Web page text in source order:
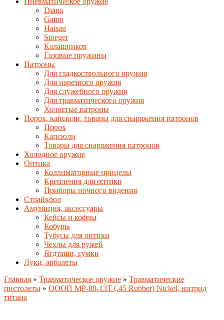
Diana
Gamo
Hatsan
Stoeger
Калашников
Газовые пружины
Патроны
Для гладкоствольного оружия
Для нарезного оружия
Для служебного оружия
Для травматического оружия
Холостые патроны
Порох, капсюли, товары для снаряжения патронов
Порох
Капсюли
Товары для снаряжения патронов
Холодное оружие
Оптика
Коллиматорные прицелы
Крепления для оптики
Приборы ночного видения
Страйкбол
Амуниция, аксессуары
Кейсы и кофры
Кобуры
Тубусы для оптики
Чехлы для ружей
Ягдташи, сумки
Луки, арбалеты
Главная » Травматическое оружие » Травматические
пистолеты » ОООП МР-80-13Т (.45 Rubber) Nickel, нитрид
титана